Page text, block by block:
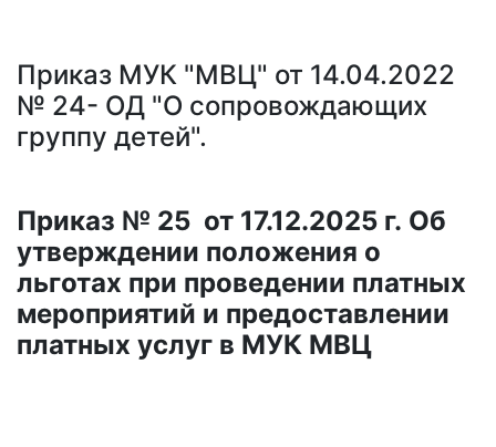
Приказ МУК "МВЦ" от 14.04.2022
№ 24- ОД "О сопровождающих
группу детей".
Приказ № 25 от 17.12.2025 г. Об
утверждении положения о
льготах при проведении платных
мероприятий и предоставлении
платных услуг в МУК МВЦ